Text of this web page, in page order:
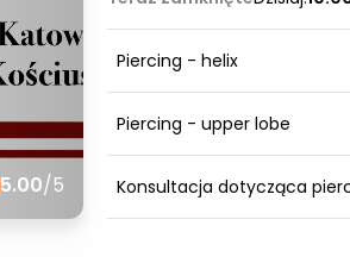
5.00/5
Piercing - helix
Piercing - upper lobe
Konsultacja dotycząca